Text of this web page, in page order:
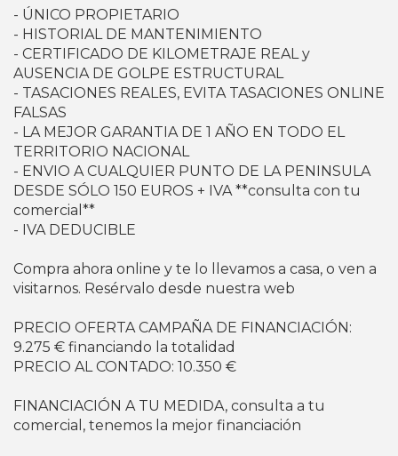
- ÚNICO PROPIETARIO
- HISTORIAL DE MANTENIMIENTO
- CERTIFICADO DE KILOMETRAJE REAL y
AUSENCIA DE GOLPE ESTRUCTURAL
- TASACIONES REALES, EVITA TASACIONES ONLINE
FALSAS
- LA MEJOR GARANTIA DE 1 AÑO EN TODO EL
TERRITORIO NACIONAL
- ENVIO A CUALQUIER PUNTO DE LA PENINSULA
DESDE SÓLO 150 EUROS + IVA **consulta con tu
comercial**
- IVA DEDUCIBLE
Compra ahora online y te lo llevamos a casa, o ven a
visitarnos. Resérvalo desde nuestra web
PRECIO OFERTA CAMPAÑA DE FINANCIACIÓN:
9.275 € financiando la totalidad
PRECIO AL CONTADO: 10.350 €
FINANCIACIÓN A TU MEDIDA, consulta a tu
comercial, tenemos la mejor financiación